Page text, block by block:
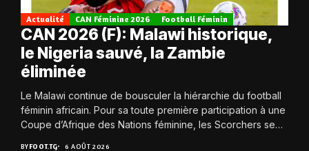
Actualité CAN Féminine 2026 Football Féminin
CAN 2026 (F): Malawi historique,
le Nigeria sauvé, la Zambie
éliminée
Le Malawi continue de bousculer la hiérarchie du football
féminin africain. Pour sa toute première participation à une
Coupe d’Afrique des Nations féminine, les Scorchers se
BYFOOT.TG 6 AOÛT 2026